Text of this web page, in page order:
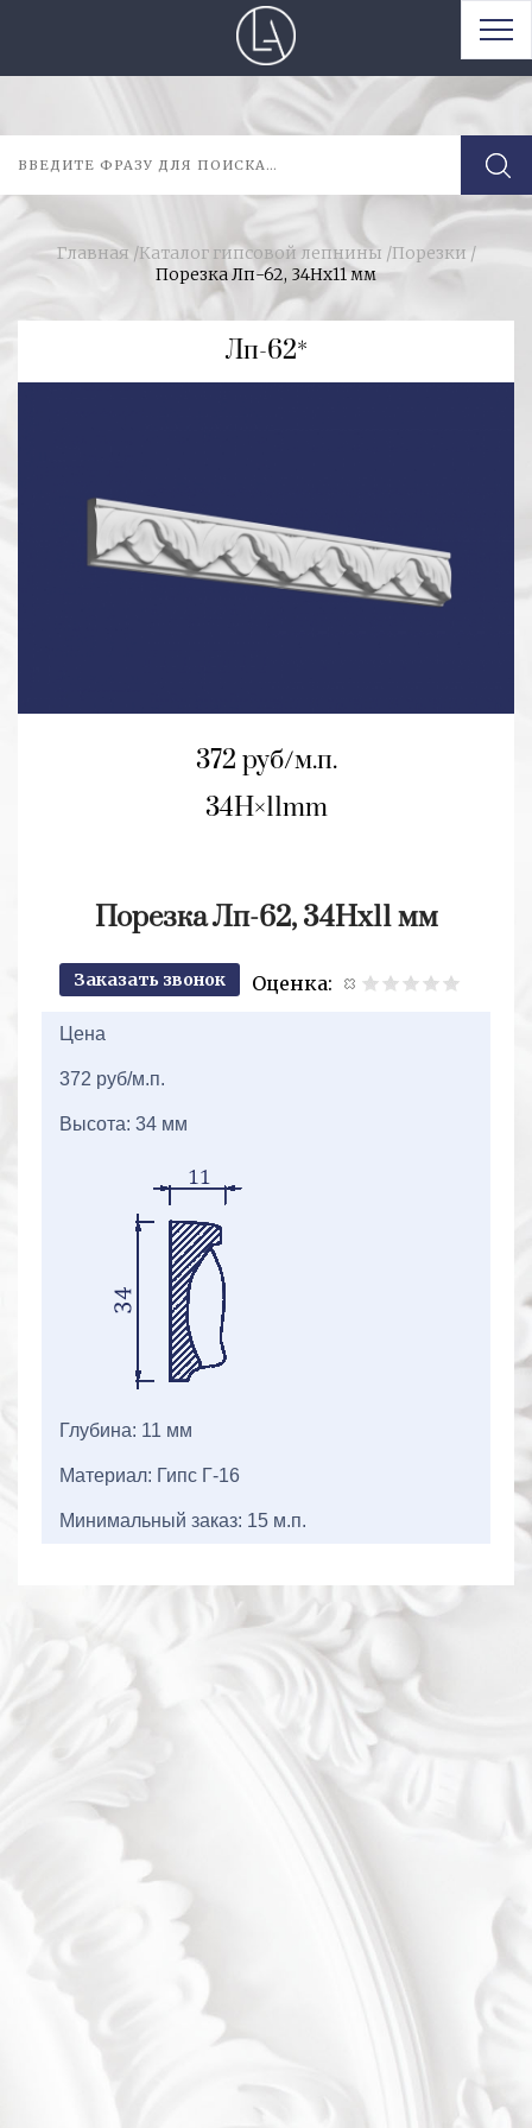
Главная /Каталог гипсовой лепнины /Порезки /
Порезка Лп-62, 34Hх11 мм
Лп-62*
372 руб/м.п.
34H 11mm
Порезка Лп-62, 34Hх11 мм
Заказать звонок
Оценка:
Цена
372 руб/м.п.
Высота: 34 мм
Глубина: 11 мм
Материал: Гипс Г-16
Минимальный заказ: 15 м.п.